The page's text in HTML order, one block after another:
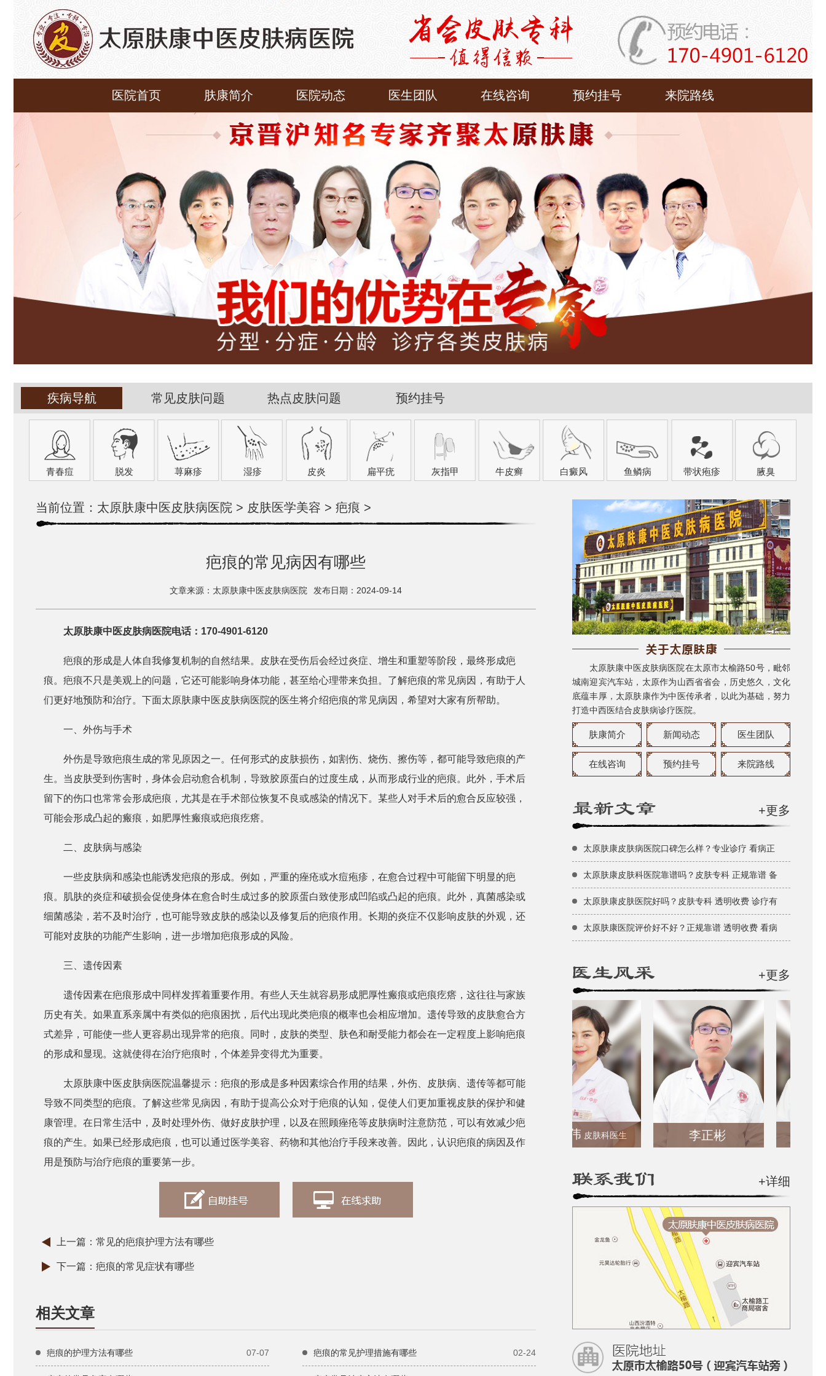
医院首页 肤康简介 医院动态 医生团队 在线咨询 预约挂号 来院路线
疾病导航 常见皮肤问题 热点皮肤问题 预约挂号
青春痘 脱发 荨麻疹 湿疹 皮炎 扁平疣 灰指甲 牛皮癣 白癜风 鱼鳞病 带状疱疹 腋臭
当前位置： 太原肤康中医皮肤病医院 > 皮肤医学美容 > 疤痕 >
疤痕的常见病因有哪些
文章来源：太原肤康中医皮肤病医院 发布日期：2024-09-14
太原肤康中医皮肤病医院电话：170-4901-6120
疤痕的形成是人体自我修复机制的自然结果。皮肤在受伤后会经过炎症、增生和重塑等阶段，最终形成疤
痕。疤痕不只是美观上的问题，它还可能影响身体功能，甚至给心理带来负担。了解疤痕的常见病因，有助于人
们更好地预防和治疗。下面太原肤康中医皮肤病医院的医生将介绍疤痕的常见病因，希望对大家有所帮助。
一、外伤与手术
外伤是导致疤痕生成的常见原因之一。任何形式的皮肤损伤，如割伤、烧伤、擦伤等，都可能导致疤痕的产
生。当皮肤受到伤害时，身体会启动愈合机制，导致胶原蛋白的过度生成，从而形成行业的疤痕。此外，手术后
留下的伤口也常常会形成疤痕，尤其是在手术部位恢复不良或感染的情况下。某些人对手术后的愈合反应较强，
可能会形成凸起的瘢痕，如肥厚性瘢痕或疤痕疙瘩。
二、皮肤病与感染
一些皮肤病和感染也能诱发疤痕的形成。例如，严重的痤疮或水痘疱疹，在愈合过程中可能留下明显的疤
痕。肌肤的炎症和破损会促使身体在愈合时生成过多的胶原蛋白致使形成凹陷或凸起的疤痕。此外，真菌感染或
细菌感染，若不及时治疗，也可能导致皮肤的感染以及修复后的疤痕作用。长期的炎症不仅影响皮肤的外观，还
可能对皮肤的功能产生影响，进一步增加疤痕形成的风险。
三、遗传因素
遗传因素在疤痕形成中同样发挥着重要作用。有些人天生就容易形成肥厚性瘢痕或疤痕疙瘩，这往往与家族
历史有关。如果直系亲属中有类似的疤痕困扰，后代出现此类疤痕的概率也会相应增加。遗传导致的皮肤愈合方
式差异，可能使一些人更容易出现异常的疤痕。同时，皮肤的类型、肤色和耐受能力都会在一定程度上影响疤痕
的形成和显现。这就使得在治疗疤痕时，个体差异变得尤为重要。
太原肤康中医皮肤病医院温馨提示：疤痕的形成是多种因素综合作用的结果，外伤、皮肤病、遗传等都可能
导致不同类型的疤痕。了解这些常见病因，有助于提高公众对于疤痕的认知，促使人们更加重视皮肤的保护和健
康管理。在日常生活中，及时处理外伤、做好皮肤护理，以及在照顾痤疮等皮肤病时注意防范，可以有效减少疤
痕的产生。如果已经形成疤痕，也可以通过医学美容、药物和其他治疗手段来改善。因此，认识疤痕的病因及作
用是预防与治疗疤痕的重要第一步。
上一篇： 常见的疤痕护理方法有哪些
下一篇： 疤痕的常见症状有哪些
相关文章
疤痕的护理方法有哪些 07-07 疤痕的常见护理措施有哪些 02-24
太原肤康中医皮肤病医院在太原市太榆路50号，毗邻
城南迎宾汽车站，太原作为山西省省会，历史悠久，文化
底蕴丰厚，太原肤康作为中医传承者，以此为基础，努力
打造中西医结合皮肤病诊疗医院。
肤康简介 新闻动态 医生团队
在线咨询 预约挂号 来院路线
+更多
太原肤康皮肤病医院口碑怎么样？专业诊疗 看病正
太原肤康皮肤科医院靠谱吗？皮肤专科 正规靠谱 备
太原肤康皮肤医院好吗？皮肤专科 透明收费 诊疗有
太原肤康医院评价好不好？正规靠谱 透明收费 看病
+更多
张丽 皮肤科医生 李正彬
+详细